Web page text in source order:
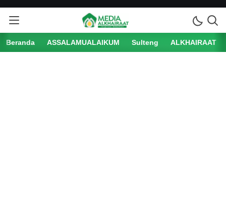
Beranda ASSALAMUALAIKUM Sulteng ALKHAIRAAT